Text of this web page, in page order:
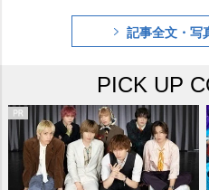
歌第7世代!スペシャルコ
ト」を開催し、7回目と
でなく、カバー曲や息
ークなど、趣向を凝らし
ジを展開。今や演歌・歌
染みがなかった若い世
記事全文・写
PICK UP